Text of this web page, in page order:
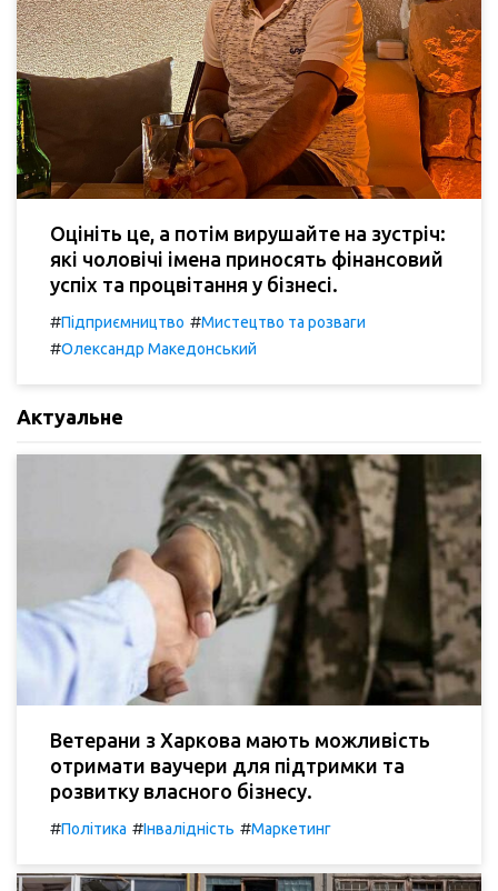
Оцініть це, а потім вирушайте на зустріч:
які чоловічі імена приносять фінансовий
успіх та процвітання у бізнесі.
#Підприємництво #Мистецтво та розваги
#Олександр Македонський
Актуальне
Ветерани з Харкова мають можливість
отримати ваучери для підтримки та
розвитку власного бізнесу.
#Політика #Інвалідність #Маркетинг